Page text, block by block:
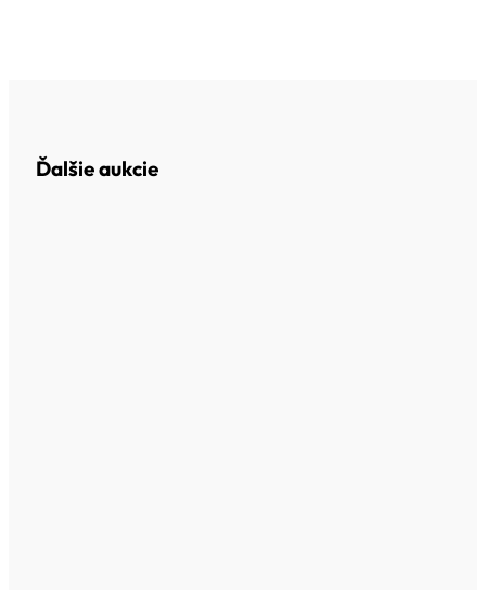
Ďalšie aukcie